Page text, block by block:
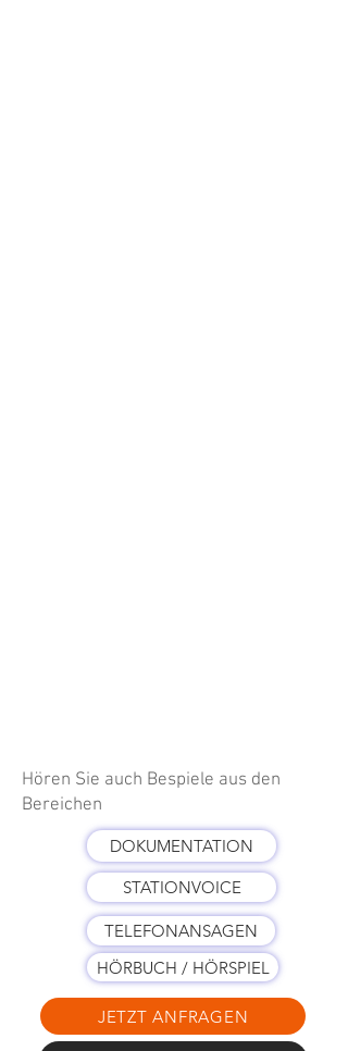
Hören Sie auch Bespiele aus den
Bereichen
DOKUMENTATION
STATIONVOICE
TELEFONANSAGEN
HÖRBUCH / HÖRSPIEL
JETZT ANFRAGEN